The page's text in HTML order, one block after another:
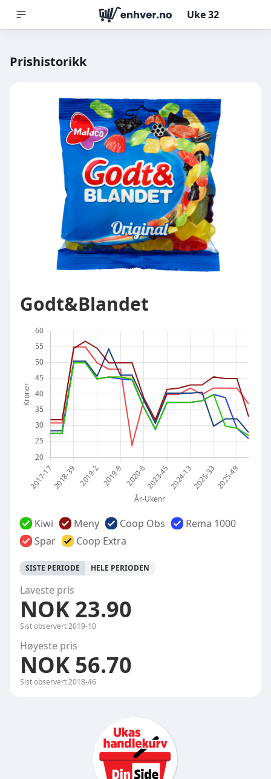
Uke32
Prishistorikk
Godt&Blandet
Kiwi Meny Coop Obs
Rema 1000
Spar
Coop Extra
SISTE PERIODE HELE PERIODEN
Laveste pris
NOK 23.90
Sist observert2019-10
Høyeste pris
NOK 56.70
Sist observert2018-46